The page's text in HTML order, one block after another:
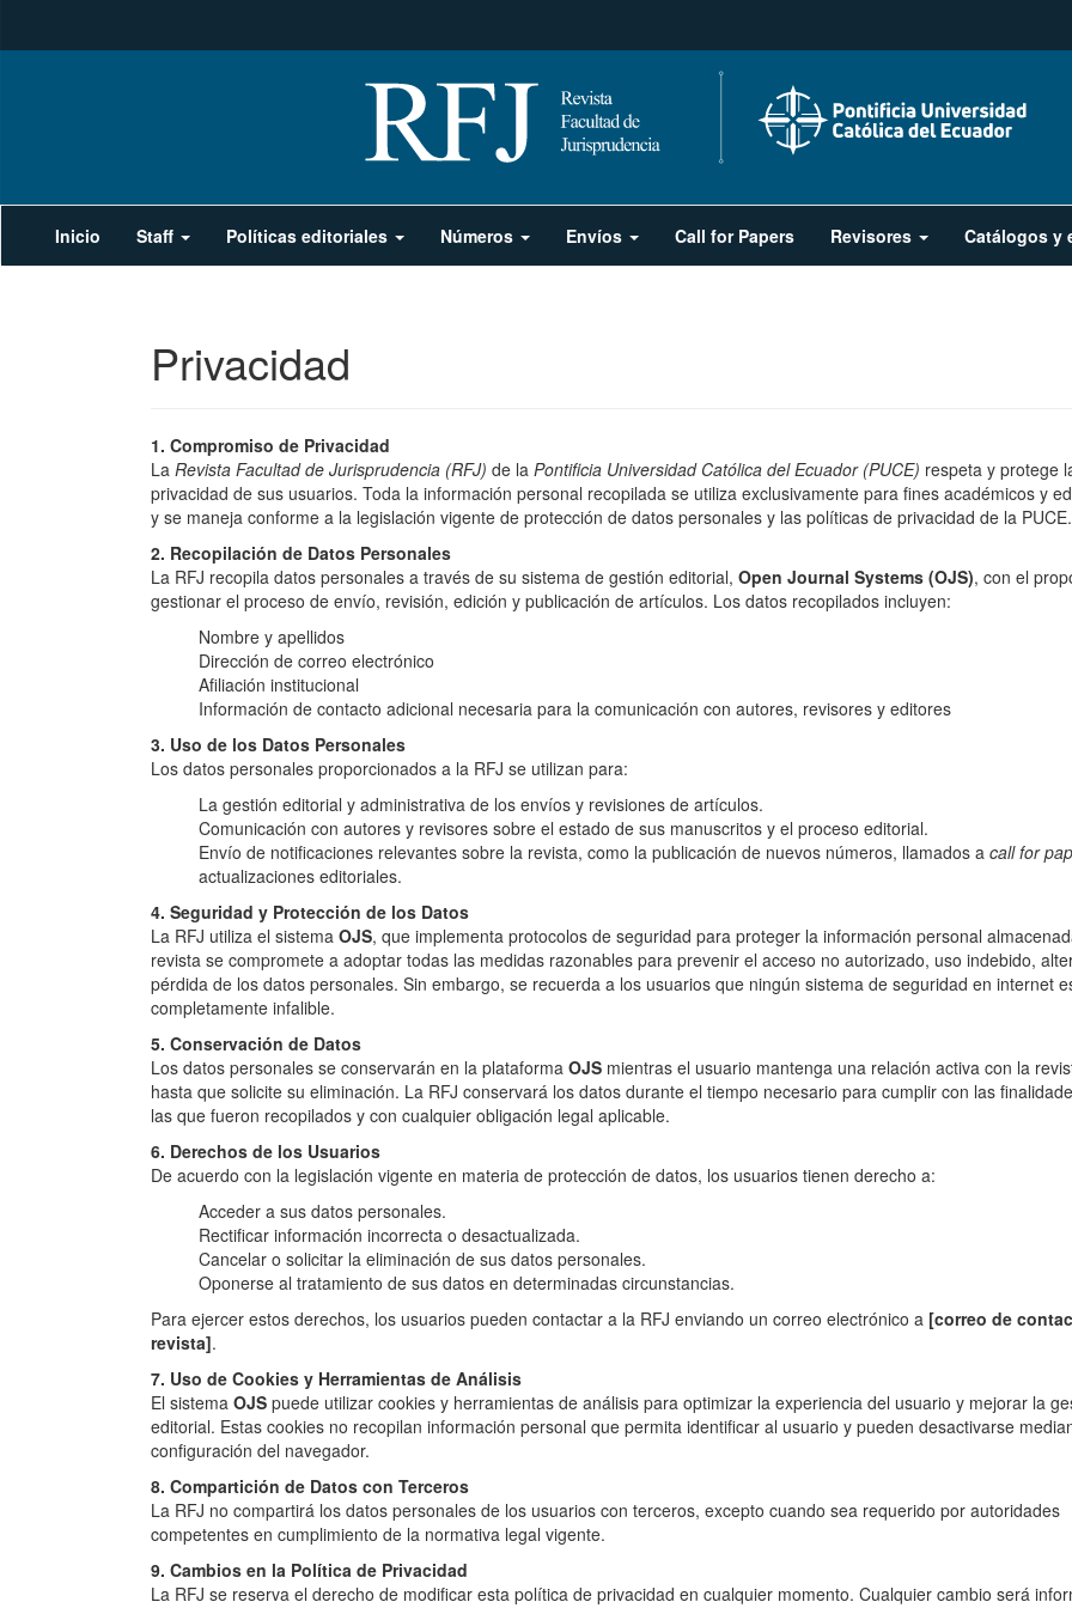
principal
Contenido
Inicio Staff Políticas editoriales Números Envíos Call for Papers Revisores Catálogos y
Privacidad
1. Compromiso de Privacidad
La Revista Facultad de Jurisprudencia (RFJ) de la Pontificia Universidad Católica del Ecuador (PUCE) respeta y protege
privacidad de sus usuarios. Toda la información personal recopilada se utiliza exclusivamente para fines académicos y
y se maneja conforme a la legislación vigente de protección de datos personales y las políticas de privacidad de la PUCE.
2. Recopilación de Datos Personales
La RFJ recopila datos personales a través de su sistema de gestión editorial, Open Journal Systems (OJS), con el
gestionar el proceso de envío, revisión, edición y publicación de artículos. Los datos recopilados incluyen:
Nombre y apellidos
Dirección de correo electrónico
Afiliación institucional
Información de contacto adicional necesaria para la comunicación con autores, revisores y editores
3. Uso de los Datos Personales
Los datos personales proporcionados a la RFJ se utilizan para:
La gestión editorial y administrativa de los envíos y revisiones de artículos.
Comunicación con autores y revisores sobre el estado de sus manuscritos y el proceso editorial.
Envío de notificaciones relevantes sobre la revista, como la publicación de nuevos números, llamados a call for
actualizaciones editoriales.
4. Seguridad y Protección de los Datos
La RFJ utiliza el sistema OJS, que implementa protocolos de seguridad para proteger la información personal
revista se compromete a adoptar todas las medidas razonables para prevenir el acceso no autorizado, uso indebido,
pérdida de los datos personales. Sin embargo, se recuerda a los usuarios que ningún sistema de seguridad en internet
completamente infalible.
5. Conservación de Datos
Los datos personales se conservarán en la plataforma OJSmientras el usuario mantenga una relación activa con la
hasta que solicite su eliminación. La RFJ conservará los datos durante el tiempo necesario para cumplir con las
las que fueron recopilados y con cualquier obligación legal aplicable.
6. Derechos de los Usuarios
De acuerdo con la legislación vigente en materia de protección de datos, los usuarios tienen derecho a:
Acceder a sus datos personales.
Rectificar información incorrecta o desactualizada.
Cancelar o solicitar la eliminación de sus datos personales.
Oponerse al tratamiento de sus datos en determinadas circunstancias.
Para ejercer estos derechos, los usuarios pueden contactar a la RFJ enviando un correo electrónico a [correo de
revista].
7. Uso de Cookies y Herramientas de Análisis
El sistema OJSpuede utilizar cookies y herramientas de análisis para optimizar la experiencia del usuario y mejorar la
editorial. Estas cookies no recopilan información personal que permita identificar al usuario y pueden desactivarse
configuración del navegador.
8. Compartición de Datos con Terceros
La RFJ no compartirá los datos personales de los usuarios con terceros, excepto cuando sea requerido por autoridades
competentes en cumplimiento de la normativa legal vigente.
9. Cambios en la Política de Privacidad
La RFJ se reserva el derecho de modificar esta política de privacidad en cualquier momento. Cualquier cambio será